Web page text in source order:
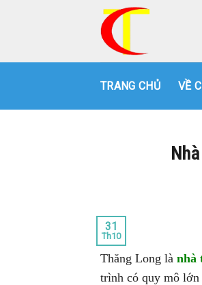
TRANG CHỦ VỀ
31
Th10
Thăng Long là nhà
trình có quy mô lớn